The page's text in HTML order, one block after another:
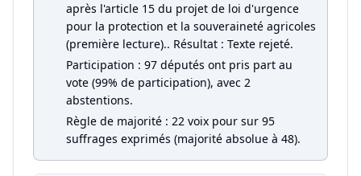
après l'article 15 du projet de loi d'urgence
pour la protection et la souveraineté agricoles
(première lecture).. Résultat : Texte rejeté.
Participation : 97 députés ont pris part au
vote (99% de participation), avec 2
abstentions.
Règle de majorité : 22 voix pour sur 95
suffrages exprimés (majorité absolue à 48).